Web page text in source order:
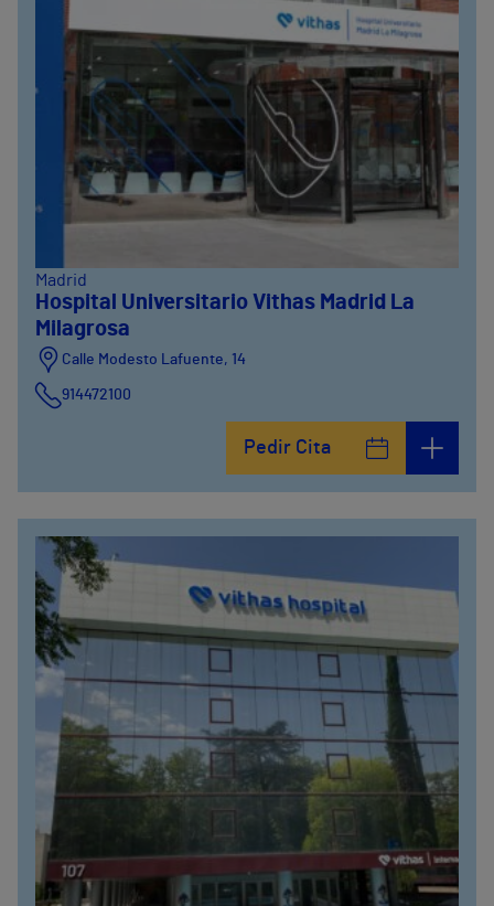
Madrid
Hospital Universitario Vithas Madrid La
Milagrosa
Calle Modesto Lafuente, 14
914472100
Pedir Cita